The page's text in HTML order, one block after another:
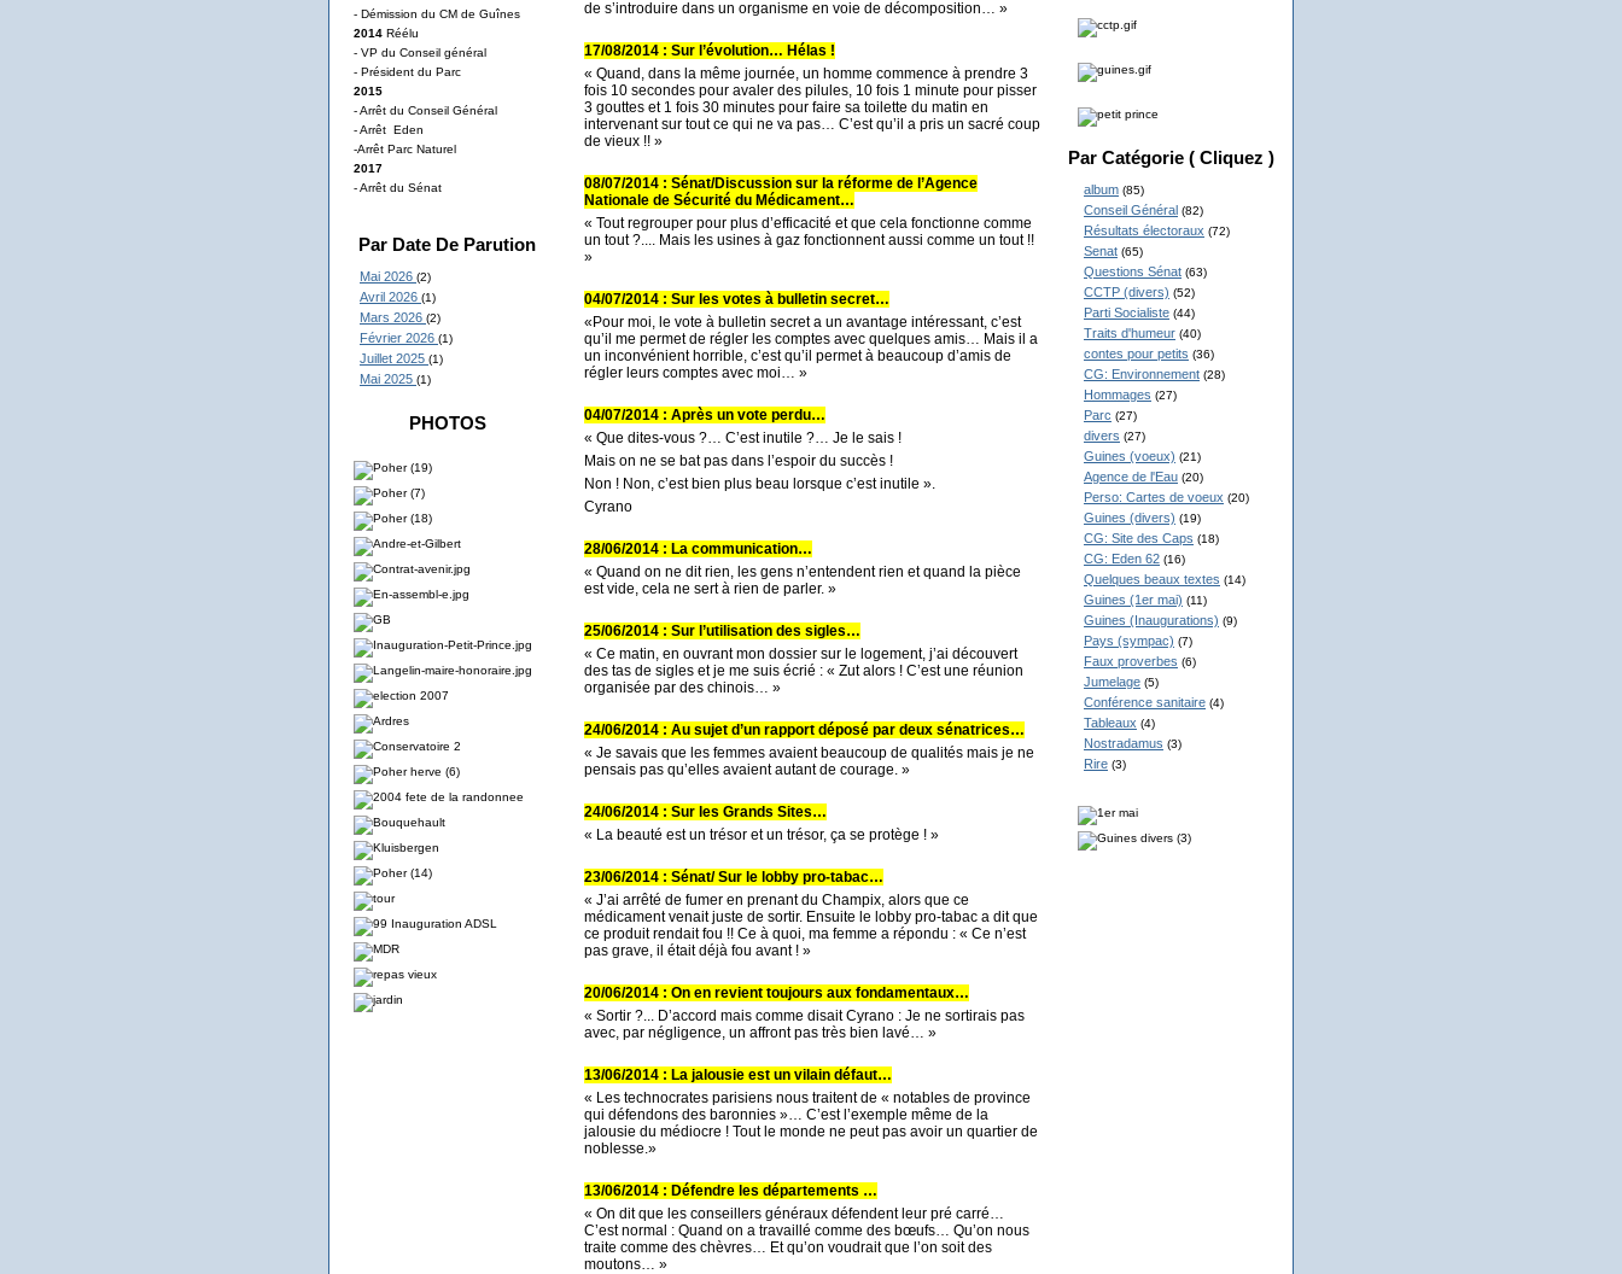
- Démission du CM de Guînes
2014 Réélu
- VP du Conseil général
- Président du Parc
2015
- Arrêt du Conseil Général
- Arrêt Eden
-Arrêt Parc Naturel
2017
- Arrêt du Sénat
Par Date De Parution
Mai 2026 (2)
Avril 2026 (1)
Mars 2026 (2)
Février 2026 (1)
Juillet 2025 (1)
Mai 2025 (1)
PHOTOS
de s’introduire dans un organisme en voie de décomposition… »
17/08/2014 : Sur l’évolution… Hélas !
« Quand, dans la même journée, un homme commence à prendre 3
fois 10 secondes pour avaler des pilules, 10 fois 1 minute pour pisser
3 gouttes et 1 fois 30 minutes pour faire sa toilette du matin en
intervenant sur tout ce qui ne va pas… C’est qu’il a pris un sacré coup
de vieux !! »
08/07/2014 : Sénat/Discussion sur la réforme de l’Agence
Nationale de Sécurité du Médicament…
« Tout regrouper pour plus d’efficacité et que cela fonctionne comme
un tout ?.... Mais les usines à gaz fonctionnent aussi comme un tout !!
»
04/07/2014 : Sur les votes à bulletin secret…
«Pour moi, le vote à bulletin secret a un avantage intéressant, c’est
qu’il me permet de régler les comptes avec quelques amis… Mais il a
un inconvénient horrible, c’est qu’il permet à beaucoup d’amis de
régler leurs comptes avec moi… »
04/07/2014 : Après un vote perdu…
« Que dites-vous ?… C’est inutile ?… Je le sais !
Mais on ne se bat pas dans l’espoir du succès !
Non ! Non, c’est bien plus beau lorsque c’est inutile ».
Cyrano
28/06/2014 : La communication…
« Quand on ne dit rien, les gens n’entendent rien et quand la pièce
est vide, cela ne sert à rien de parler. »
25/06/2014 : Sur l’utilisation des sigles…
« Ce matin, en ouvrant mon dossier sur le logement, j’ai découvert
des tas de sigles et je me suis écrié : « Zut alors ! C’est une réunion
organisée par des chinois… »
24/06/2014 : Au sujet d’un rapport déposé par deux sénatrices…
« Je savais que les femmes avaient beaucoup de qualités mais je ne
pensais pas qu’elles avaient autant de courage. »
24/06/2014 : Sur les Grands Sites…
« La beauté est un trésor et un trésor, ça se protège ! »
23/06/2014 : Sénat/ Sur le lobby pro-tabac…
« J’ai arrêté de fumer en prenant du Champix, alors que ce
médicament venait juste de sortir. Ensuite le lobby pro-tabac a dit que
ce produit rendait fou !! Ce à quoi, ma femme a répondu : « Ce n’est
pas grave, il était déjà fou avant ! »
20/06/2014 : On en revient toujours aux fondamentaux…
« Sortir ?... D’accord mais comme disait Cyrano : Je ne sortirais pas
avec, par négligence, un affront pas très bien lavé… »
13/06/2014 : La jalousie est un vilain défaut…
« Les technocrates parisiens nous traitent de « notables de province
qui défendons des baronnies »… C’est l’exemple même de la
jalousie du médiocre ! Tout le monde ne peut pas avoir un quartier de
noblesse.»
13/06/2014 : Défendre les départements …
« On dit que les conseillers généraux défendent leur pré carré…
C’est normal : Quand on a travaillé comme des bœufs… Qu’on nous
traite comme des chèvres… Et qu’on voudrait que l’on soit des
moutons… »
Par Catégorie ( Cliquez )
album (85)
Conseil Général (82)
Résultats électoraux (72)
Senat (65)
Questions Sénat (63)
CCTP (divers) (52)
Parti Socialiste (44)
Traits d'humeur (40)
contes pour petits (36)
CG: Environnement (28)
Hommages (27)
Parc (27)
divers (27)
Guines (voeux) (21)
Agence de l'Eau (20)
Perso: Cartes de voeux (20)
Guines (divers) (19)
CG: Site des Caps (18)
CG: Eden 62 (16)
Quelques beaux textes (14)
Guines (1er mai) (11)
Guines (Inaugurations) (9)
Pays (sympac) (7)
Faux proverbes (6)
Jumelage (5)
Conférence sanitaire (4)
Tableaux (4)
Nostradamus (3)
Rire (3)